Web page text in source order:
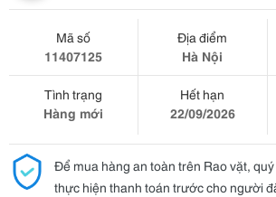
Mã số
11407125
Địa điểm
Hà Nội
Tình trạng
Hàng mới
Hết hạn
22/09/2026
Để mua hàng an toàn trên Rao vặt,
thực hiện thanh toán trước cho người